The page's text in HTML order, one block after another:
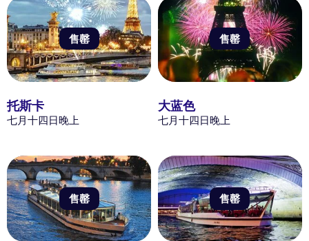
售罄
托斯卡
七月十四日晚上
售罄
大蓝色
七月十四日晚上
售罄 售罄